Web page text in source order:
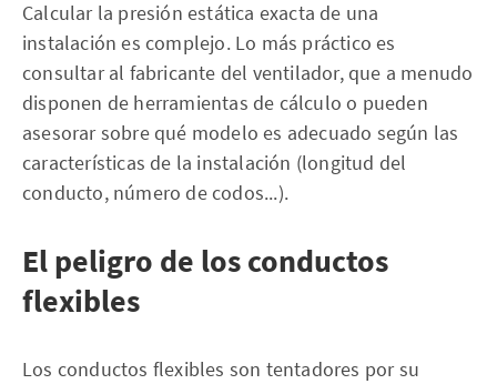
Calcular la presión estática exacta de una
instalación es complejo. Lo más práctico es
consultar al fabricante del ventilador, que a menudo
disponen de herramientas de cálculo o pueden
asesorar sobre qué modelo es adecuado según las
características de la instalación (longitud del
conducto, número de codos...).
El peligro de los conductos
flexibles
Los conductos flexibles son tentadores por su